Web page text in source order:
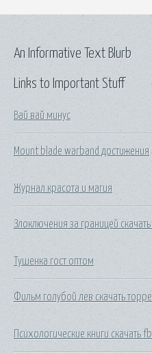
Links to Important Stuff
Вай вай минус
Mount blade warband достижения
Журнал красота и магия
Злоключения за границей
Тушенка гост оптом
Фильм голубой лев скачать
Психологические книги скачать
An Informative Text Blurb